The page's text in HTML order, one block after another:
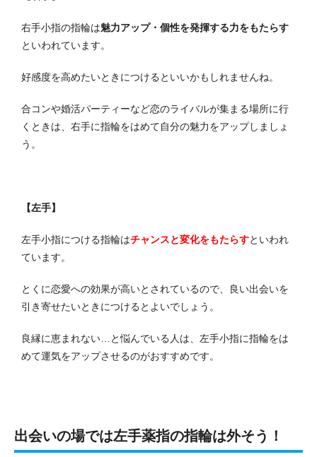
右手小指の指輪は魅力アップ・個性を発揮する力をもたらす
といわれています。
好感度を高めたいときにつけるといいかもしれませんね。
合コンや婚活パーティーなど恋のライバルが集まる場所に行
くときは、右手に指輪をはめて自分の魅力をアップしましょ
う。
【左手】
左手小指につける指輪はチャンスと変化をもたらすといわれ
ています。
とくに恋愛への効果が高いとされているので、良い出会いを
引き寄せたいときにつけるとよいでしょう。
良縁に恵まれない…と悩んでいる人は、左手小指に指輪をは
めて運気をアップさせるのがおすすめです。
出会いの場では左手薬指の指輪は外そう！